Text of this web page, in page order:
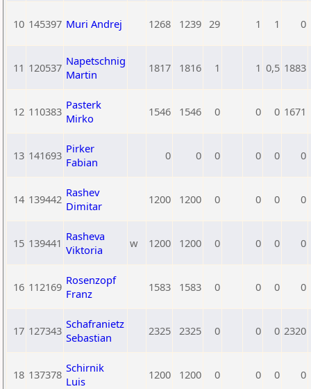
10 145397 Muri Andrej 1268 1239 29 1 1 0
11 120537 Napetschnig
Martin
1817 1816 1 1 0,5 1883
12 110383 Pasterk
Mirko
1546 1546 0 0 0 1671
13 141693 Pirker
Fabian
0 0 0 0 0 0
14 139442 Rashev
Dimitar
1200 1200 0 0 0 0
15 139441 Rasheva
Viktoria
w 1200 1200 0 0 0 0
16 112169 Rosenzopf
Franz
1583 1583 0 0 0 0
17 127343 Schafranietz
Sebastian
2325 2325 0 0 0 2320
18 137378 Schirnik
Luis
1200 1200 0 0 0 0